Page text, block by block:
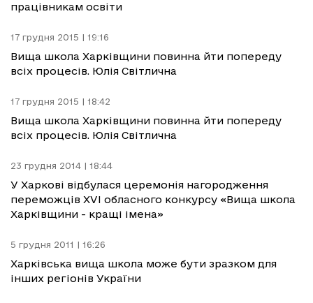
працівникам освіти
17 грудня 2015 | 19:16
Вища школа Харківщини повинна йти попереду
всіх процесів. Юлія Світлична
17 грудня 2015 | 18:42
Вища школа Харківщини повинна йти попереду
всіх процесів. Юлія Світлична
23 грудня 2014 | 18:44
У Харкові відбулася церемонія нагородження
переможців ХVІ обласного конкурсу «Вища школа
Харківщини - кращі імена»
5 грудня 2011 | 16:26
Харківська вища школа може бути зразком для
інших регіонів України